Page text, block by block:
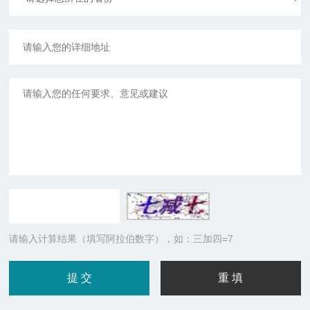
请输入计算结果（填写阿拉伯数字），如：三加四=7